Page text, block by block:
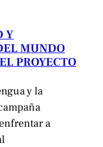
Y
MUNDO
PROYECTO
y la
a